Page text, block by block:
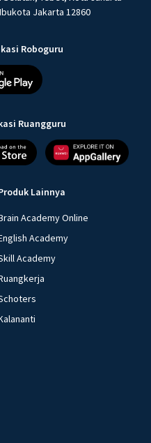
Jakarta 12860
Roboguru
Ruangguru
Lainnya
Academy Online
Academy
Academy